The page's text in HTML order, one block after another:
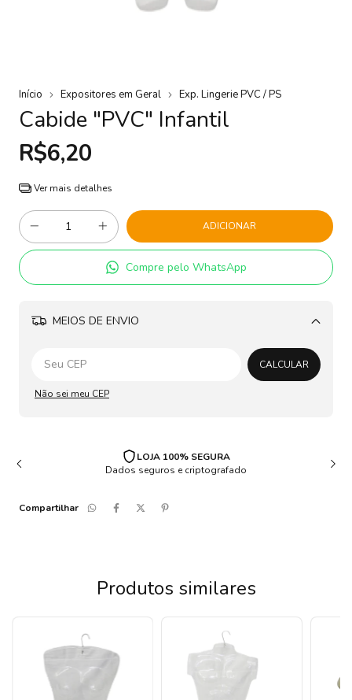
Início Expositores em Geral Exp. Lingerie PVC / PS
Cabide "PVC" Infantil
R$6,20
Ver mais detalhes
Compre pelo WhatsApp
MEIOS DE ENVIO
Alterar CEP
CALCULAR
Não sei meu CEP
LOJA 100% SEGURA
Dados seguros e criptografado
Compartilhar
Produtos similares